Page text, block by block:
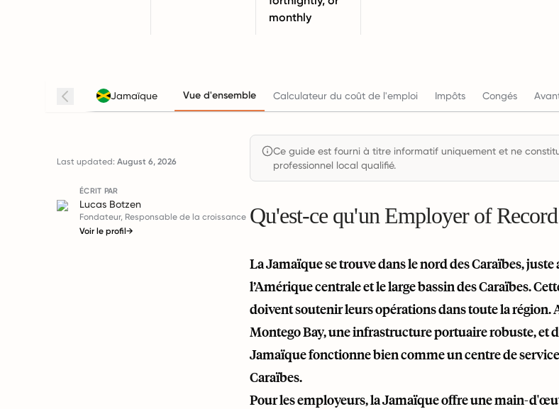
monthly
Jamaïque Vue d'ensemble Calculateur du coût de l'emploi Impôts Congés
Last updated: August 6, 2026
ÉCRIT PAR
Lucas Botzen
Fondateur, Responsable de la croissance
Voir le profil→
Ce guide est fourni à titre informatif uniquement et ne
professionnel local qualifié.
Qu'est-ce qu'un Employer of
La Jamaïque se trouve dans le nord des Caraïbes,
l’Amérique centrale et le large bassin des Caraïbes.
doivent soutenir leurs opérations dans toute la
Montego Bay, une infrastructure portuaire robuste, et
Jamaïque fonctionne bien comme un centre de
Caraïbes.
Pour les employeurs, la Jamaïque offre une main-